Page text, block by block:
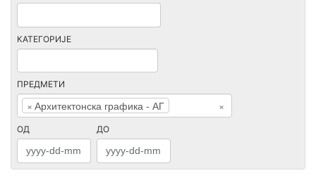
КАТЕГОРИЈЕ
ПРЕДМЕТИ
×
× Архитектонска графика - АГ
ОД ДО